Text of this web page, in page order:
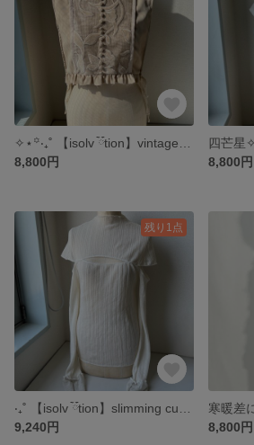
8,800円
8,800円
残り1点
9,240円
8,800円